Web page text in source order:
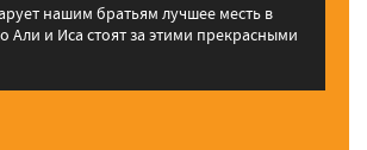
нашим братьям лучшее месть в
Али и Иса стоят за этими прекрасными